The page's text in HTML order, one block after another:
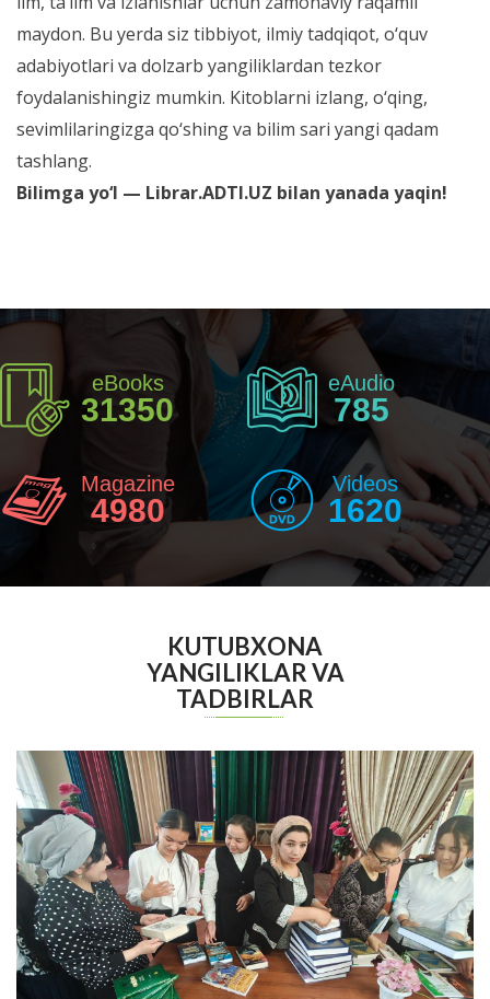
maydon. Bu yerda siz tibbiyot, ilmiy tadqiqot, o‘quv
adabiyotlari va dolzarb yangiliklardan tezkor
foydalanishingiz mumkin. Kitoblarni izlang, o‘qing,
sevimlilaringizga qo‘shing va bilim sari yangi qadam
tashlang.
Bilimga yo‘l — Librar.ADTI.UZ bilan yanada yaqin!
eBooks
31350
eAudio
785
Magazine
4980
Videos
1620
KUTUBXONA
YANGILIKLAR VA
TADBIRLAR